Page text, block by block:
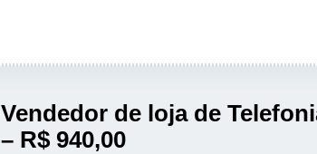
Vendedor de loja de
– R$ 940,00